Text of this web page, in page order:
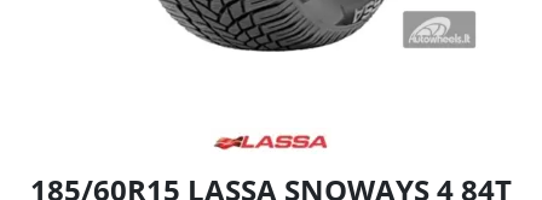
185/60R15 LASSA SNOWAYS 4 84T